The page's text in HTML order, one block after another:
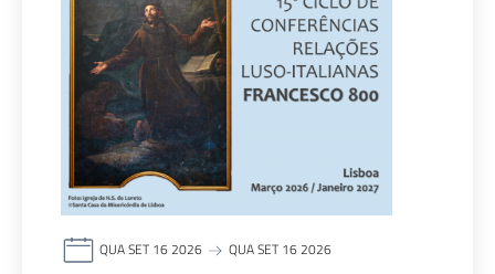
QUA SET 16 2026 QUA SET 16 2026